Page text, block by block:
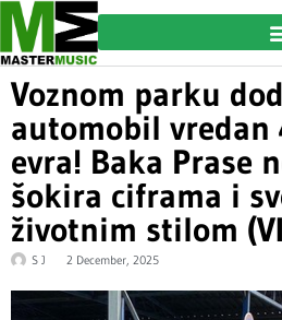
Voznom parku
automobil vredan
evra! Baka Prase
šokira ciframa i
životnim stilom
S J 2 December, 2025